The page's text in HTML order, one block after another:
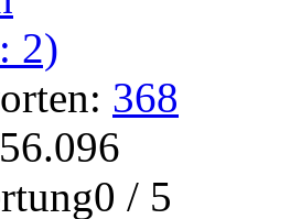
368
/ 5